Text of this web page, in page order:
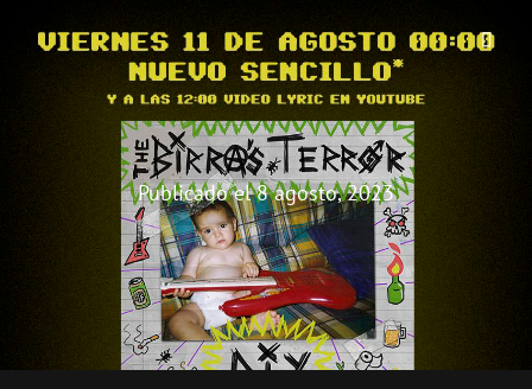
THE BIRRA'S TERROR
Aterrorizando Birras Desde 2010
Publicado el8 agosto, 2023